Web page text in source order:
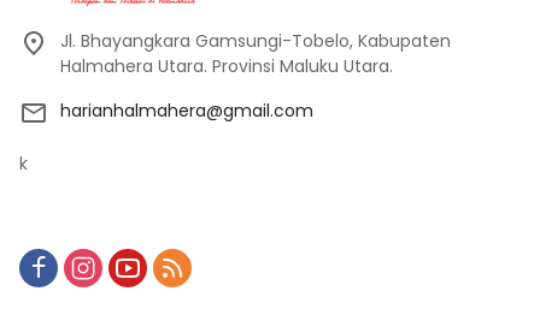
Jl. Bhayangkara Gamsungi-Tobelo, Kabupaten
Halmahera Utara. Provinsi Maluku Utara.
harianhalmahera@gmail.com
k